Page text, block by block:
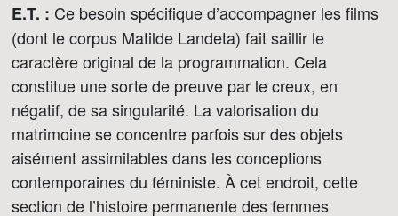
E.T. : Ce besoin spécifique d’accompagner les films
(dont le corpus Matilde Landeta) fait saillir le
caractère original de la programmation. Cela
constitue une sorte de preuve par le creux, en
négatif, de sa singularité. La valorisation du
matrimoine se concentre parfois sur des objets
aisément assimilables dans les conceptions
contemporaines du féministe. À cet endroit, cette
section de l’histoire permanente des femmes